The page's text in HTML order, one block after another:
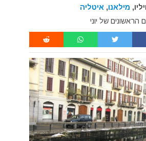
מילאנו, איטליה
של יוני